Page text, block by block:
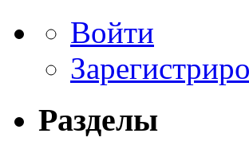
Войти
Разделы